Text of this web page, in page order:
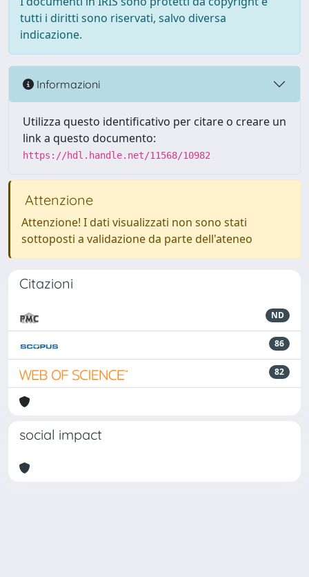
tutti i diritti sono riservati, salvo diversa
indicazione.
Informazioni
Utilizza questo identificativo per citare o creare un
link a questo documento:
https://hdl.handle.net/11568/10982
Attenzione
Attenzione! I dati visualizzati non sono stati
sottoposti a validazione da parte dell'ateneo
Citazioni
ND
86
82
social impact